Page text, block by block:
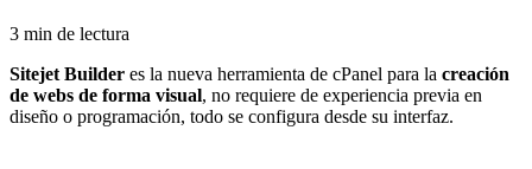
3 min de lectura
Sitejet Builder es la nueva herramienta de cPanel para la creación
de webs de forma visual, no requiere de experiencia previa en
diseño o programación, todo se configura desde su interfaz.